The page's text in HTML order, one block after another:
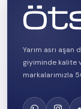
Yarım asrı aşan
giyiminde kalite
markalarımızla